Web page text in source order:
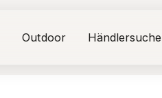
Outdoor Händlersuche